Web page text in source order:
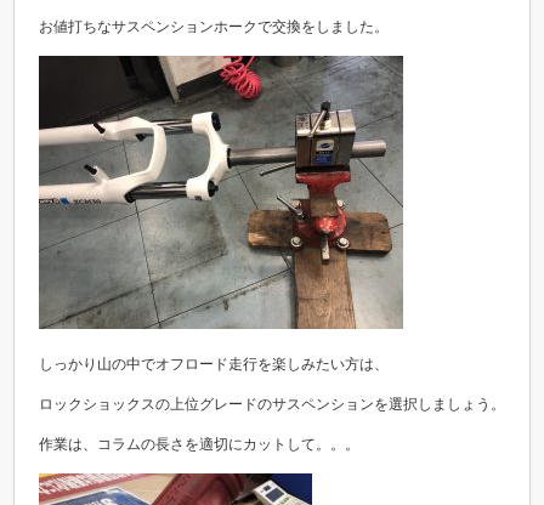
お値打ちなサスペンションホークで交換をしました。
しっかり山の中でオフロード走行を楽しみたい方は、
ロックショックスの上位グレードのサスペンションを選択しましょう。
作業は、コラムの長さを適切にカットして。。。